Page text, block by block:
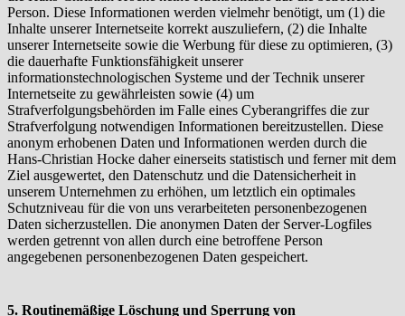
Person. Diese Informationen werden vielmehr benötigt, um (1) die
Inhalte unserer Internetseite korrekt auszuliefern, (2) die Inhalte
unserer Internetseite sowie die Werbung für diese zu optimieren, (3)
die dauerhafte Funktionsfähigkeit unserer
informationstechnologischen Systeme und der Technik unserer
Internetseite zu gewährleisten sowie (4) um
Strafverfolgungsbehörden im Falle eines Cyberangriffes die zur
Strafverfolgung notwendigen Informationen bereitzustellen. Diese
anonym erhobenen Daten und Informationen werden durch die
Hans-Christian Hocke daher einerseits statistisch und ferner mit dem
Ziel ausgewertet, den Datenschutz und die Datensicherheit in
unserem Unternehmen zu erhöhen, um letztlich ein optimales
Schutzniveau für die von uns verarbeiteten personenbezogenen
Daten sicherzustellen. Die anonymen Daten der Server-Logfiles
werden getrennt von allen durch eine betroffene Person
angegebenen personenbezogenen Daten gespeichert.
5. Routinemäßige Löschung und Sperrung von